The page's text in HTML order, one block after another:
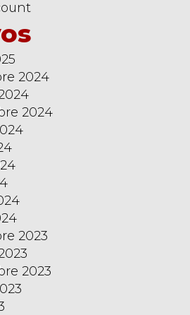
2024
2024
2023
2023